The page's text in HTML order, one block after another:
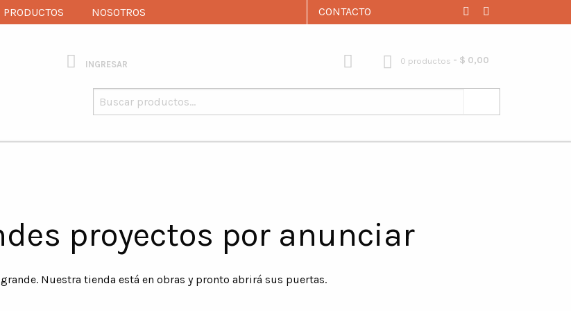
PRODUCTOS NOSOTROS CONTACTO
INGRESAR 0 productos $ 0,00
proyectos por anunciar
Nuestra tienda está en obras y pronto abrirá sus puertas.